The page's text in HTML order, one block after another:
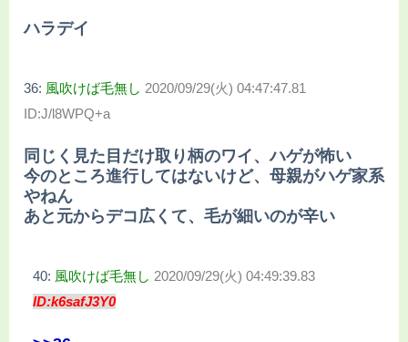
ハラデイ
36: 風吹けば毛無し 2020/09/29(火) 04:47:47.81
ID:J/l8WPQ+a
同じく見た目だけ取り柄のワイ、ハゲが怖い
今のところ進行してはないけど、母親がハゲ家系
やねん
あと元からデコ広くて、毛が細いのが辛い
40: 風吹けば毛無し 2020/09/29(火) 04:49:39.83
ID:k6safJ3Y0